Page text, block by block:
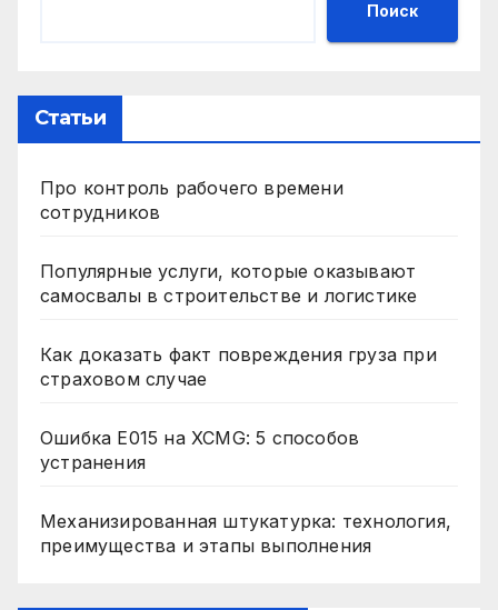
Поиск
Статьи
Про контроль рабочего времени
сотрудников
Популярные услуги, которые оказывают
самосвалы в строительстве и логистике
Как доказать факт повреждения груза при
страховом случае
Ошибка E015 на XCMG: 5 способов
устранения
Механизированная штукатурка: технология,
преимущества и этапы выполнения